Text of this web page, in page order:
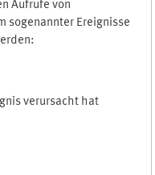
Aufrufe von
sogenannter Ereignisse
verursacht hat